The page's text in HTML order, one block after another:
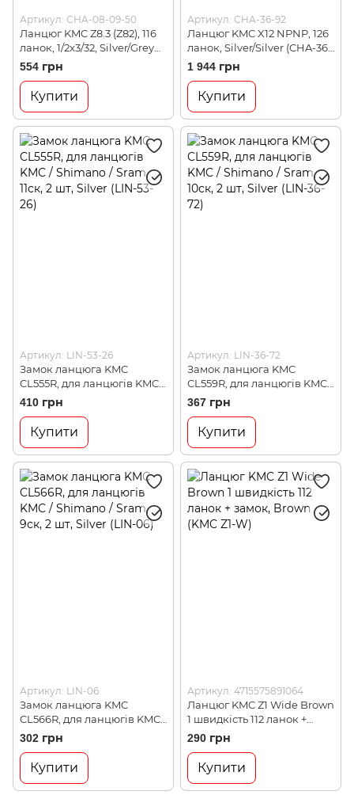
Артикул: CHA-08-09-50
Ланцюг KMC Z8.3 (Z82), 116
ланок, 1/2x3/32, Silver/Grey
(CHA-08-09-50)
554 грн
Купити
Артикул: CHA-36-92
Ланцюг KMC X12 NPNP, 126
ланок, Silver/Silver (CHA-36-
92)
1 944 грн
Купити
Артикул: LIN-53-26
Замок ланцюга KMC
CL555R, для ланцюгів KMC /
Shimano / Sram, 11ск, 2 шт,
Silver (LIN-53-26)
410 грн
Купити
Артикул: LIN-36-72
Замок ланцюга KMC
CL559R, для ланцюгів KMC /
Shimano / Sram, 10ск, 2 шт,
Silver (LIN-36-72)
367 грн
Купити
Артикул: LIN-06
Замок ланцюга KMC
CL566R, для ланцюгів KMC /
Shimano / Sram, 9ск, 2 шт,
Silver (LIN-06)
302 грн
Купити
Артикул: 4715575891064
Ланцюг KMC Z1 Wide Brown
1 швидкість 112 ланок +
замок, Brown (KMC Z1-W)
290 грн
Купити